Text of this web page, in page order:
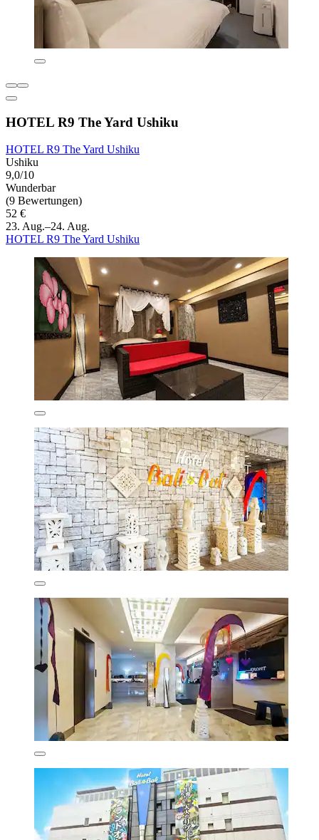
HOTEL R9 The Yard Ushiku
HOTEL R9 The Yard Ushiku
Ushiku
9,0/10
Wunderbar
(9 Bewertungen)
52 €
23. Aug.–24. Aug.
HOTEL R9 The Yard Ushiku